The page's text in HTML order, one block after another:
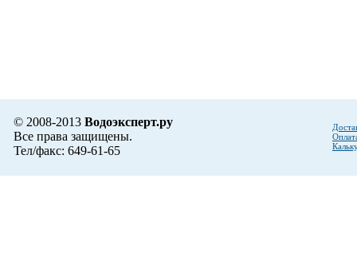
© 2008-2013 Водоэксперт.ру
Все права защищены.
Тел/факс: 649-61-65